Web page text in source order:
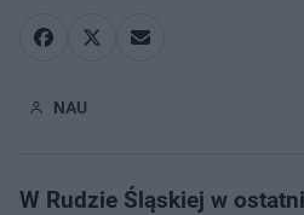
NAU
W Rudzie Śląskiej w